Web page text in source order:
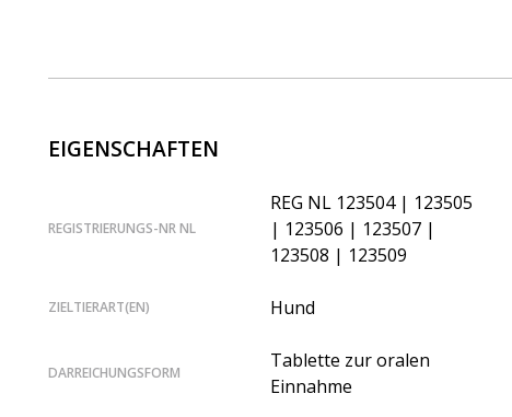
EIGENSCHAFTEN
REGISTRIERUNGS-NR NL
REG NL 123504 | 123505
| 123506 | 123507 |
123508 | 123509
ZIELTIERART(EN) Hund
DARREICHUNGSFORM
Tablette zur oralen
Einnahme